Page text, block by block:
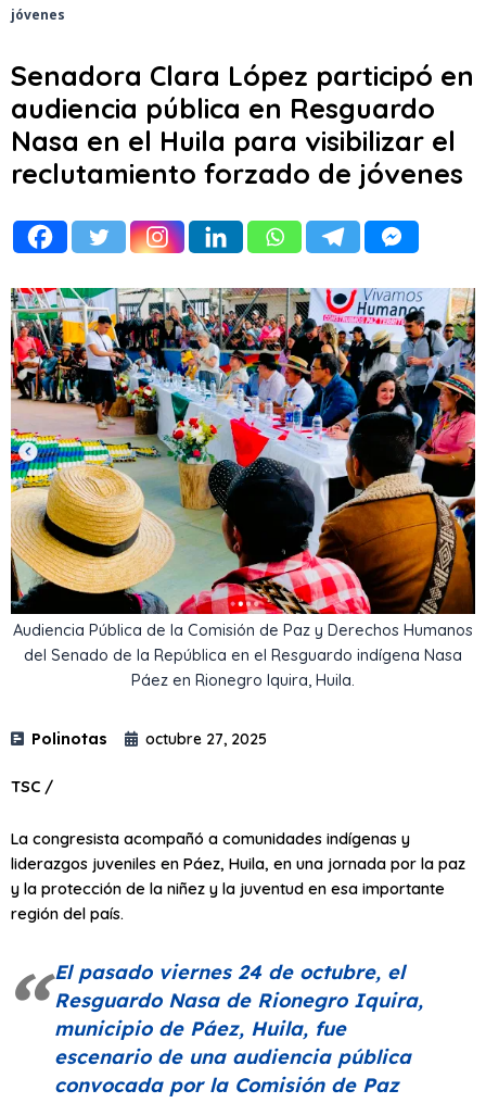
jóvenes
Senadora Clara López participó en
audiencia pública en Resguardo
Nasa en el Huila para visibilizar el
reclutamiento forzado de jóvenes
Audiencia Pública de la Comisión de Paz y Derechos Humanos
del Senado de la República en el Resguardo indígena Nasa
Páez en Rionegro Iquira, Huila.
Polinotas octubre 27, 2025
TSC /
La congresista acompañó a comunidades indígenas y
liderazgos juveniles en Páez, Huila, en una jornada por la paz
y la protección de la niñez y la juventud en esa importante
región del país.
El pasado viernes 24 de octubre, el
Resguardo Nasa de Rionegro Iquira,
municipio de Páez, Huila, fue
escenario de una audiencia pública
convocada por la Comisión de Paz